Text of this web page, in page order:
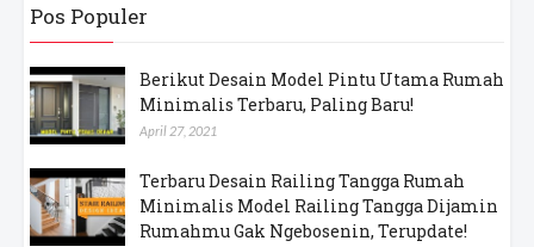
Pos Populer
Berikut Desain Model Pintu Utama Rumah
Minimalis Terbaru, Paling Baru!
April 27, 2021
Terbaru Desain Railing Tangga Rumah
Minimalis Model Railing Tangga Dijamin
Rumahmu Gak Ngebosenin, Terupdate!